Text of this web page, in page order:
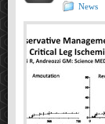
News